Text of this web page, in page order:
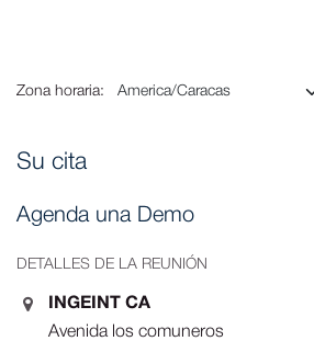
Zona horaria:
Su cita
Agenda una Demo
DETALLES DE LA REUNIÓN
INGEINT CA
Avenida los comuneros